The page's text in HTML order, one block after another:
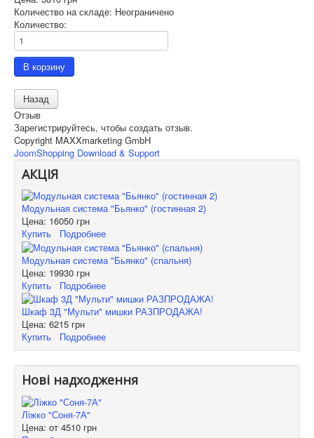
Количество на складе: Неограничено
Количество:
Отзыв
Зарегистрируйтесь, чтобы создать отзыв.
Copyright MAXXmarketing GmbH
JoomShopping Download & Support
АКЦІЯ
Модульная система "Бьянко" (гостинная 2)
Цена: 16050 грн
Купить
Подробнее
Модульная система "Бьянко" (спальня)
Цена: 19930 грн
Купить
Подробнее
Шкаф 3Д "Мульти" мишки РАЗПРОДАЖА!
Цена: 6215 грн
Купить
Подробнее
Нові надходження
Ліжко "Соня-7А"
Цена: от 4510 грн